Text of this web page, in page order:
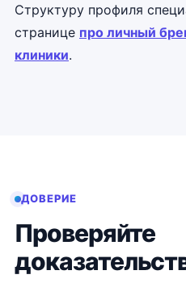
Структуру профиля
странице про личный
клиники.
ДОВЕРИЕ
Проверяйте